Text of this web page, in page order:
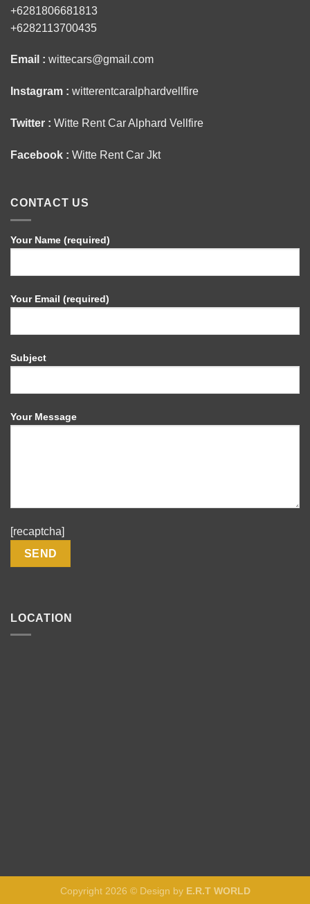
+6281806681813
+6282113700435
Email : wittecars@gmail.com
Instagram : witterentcaralphardvellfire
Twitter : Witte Rent Car Alphard Vellfire
Facebook : Witte Rent Car Jkt
CONTACT US
Your Name (required)
Your Email (required)
Subject
Your Message
[recaptcha]
LOCATION
Copyright 2026 © Design by E.R.T WORLD